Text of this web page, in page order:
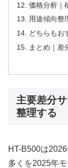
価格分析｜
用途傾向整
どちらもお
まとめ｜差
主要差分
整理する
HT-B500は
多くを2025年